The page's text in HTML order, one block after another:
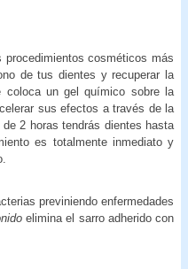
cosméticos más
de tus dientes y recuperar la
coloca un gel químico sobre la
sus efectos a través de la
2 horas tendrás dientes hasta
es totalmente inmediato y
previniendo enfermedades
elimina el sarro adherido con